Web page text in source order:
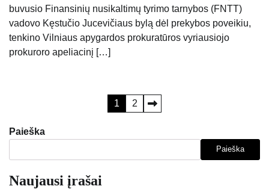
buvusio Finansinių nusikaltimų tyrimo tarnybos (FNTT)
vadovo Kęstučio Jucevičiaus bylą dėl prekybos poveikiu,
tenkino Vilniaus apygardos prokuratūros vyriausiojo
prokuroro apeliacinį […]
puslapiavimas
1 2
Paieška
Paieška
Naujausi įrašai